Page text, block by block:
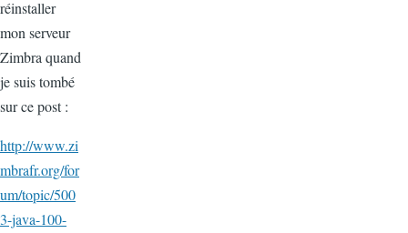
réinstaller
mon serveur
Zimbra quand
je suis tombé
sur ce post :
http://www.zi
mbrafr.org/for
um/topic/500
3-java-100-